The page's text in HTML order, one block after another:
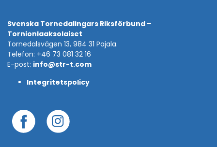
Svenska Tornedalingars Riksförbund –
Tornionlaaksolaiset
Tornedalsvägen 13, 984 31 Pajala.
Telefon: +46 73 081 32 16
E-post: info@str-t.com
Integritetspolicy